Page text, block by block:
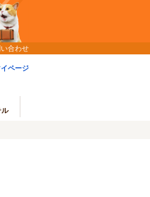
合わせ
ページ